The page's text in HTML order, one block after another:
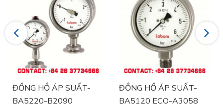
Việt Á đã tin chọn phân phối sản phẩm
Labom tại Việt Nam trong lĩnh vực đo
lương, kiểm soát áp suất như:
+ Đồng hồ đo áp suất
+ Đồng hồ đo nhiệt độ
+ Thiết bị đo công nghiệp
Chuyên dụng cho các ngành công nghiệp:
Công nghiệp chế biến:
Previous
ĐỒNG HỒ ÁP SUẤT-
BA5220-B2090
ĐỒNG HỒ ÁP SUẤT-
BA5120 ECO-A3058
Next